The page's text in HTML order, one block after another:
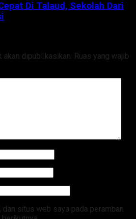
Di Talaud, Sekolah Dari
dipublikasikan. Ruas yang wajib
dan situs web saya pada peramban